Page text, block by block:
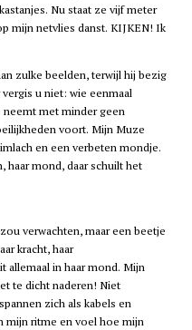
Nu staat ze vijf meter
mijn netvlies danst. KIJKEN! Ik
zulke beelden, terwijl hij bezig
u niet: wie eenmaal
met minder geen
voort. Mijn Muze
en een verbeten mondje.
haar mond, daar schuilt het
verwachten, maar een beetje
kracht, haar
allemaal in haar mond. Mijn
te dicht naderen! Niet
zich als kabels en
mijn ritme en voel hoe mijn